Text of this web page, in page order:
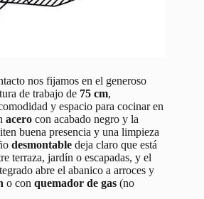
nos fijamos en el generoso
de trabajo de 75 cm,
y espacio para cocinar en
acero con acabado negro y la
buena presencia y una limpieza
desmontable deja claro que está
terraza, jardín o escapadas, y el
abre el abanico a arroces y
o con quemador de gas (no